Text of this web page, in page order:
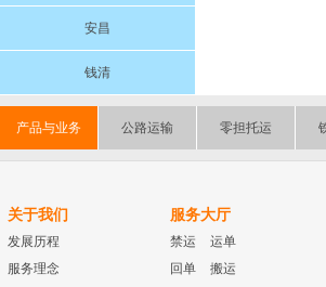
安昌
钱清
产品与业务 公路运输 零担托运
关于我们
发展历程
服务理念
服务大厅
禁运
运单
回单
搬运